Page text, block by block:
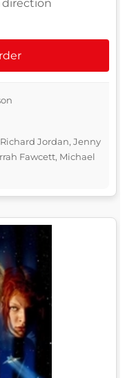
direction
Jordan, Jenny
Fawcett, Michael